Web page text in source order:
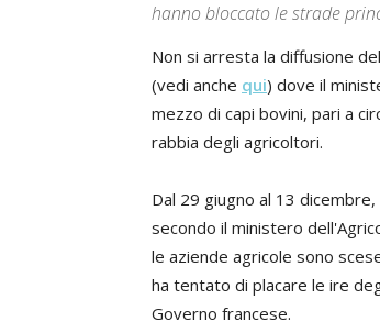
hanno bloccato le strade
Non si arresta la diffusione
(vedi anche qui) dove il
mezzo di capi bovini, pari a
rabbia degli agricoltori.
Dal 29 giugno al 13
secondo il ministero
le aziende agricole sono
ha tentato di placare le ire
Governo francese.